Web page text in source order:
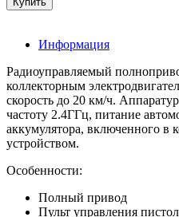
Информация
Радиоуправляемый
коллекторным
скорость до 20 км/ч.
частоту 2.4ГГц, питание
аккумулятора, включенного в
устройством.
Особенности:
Полный привод
Пульт управления